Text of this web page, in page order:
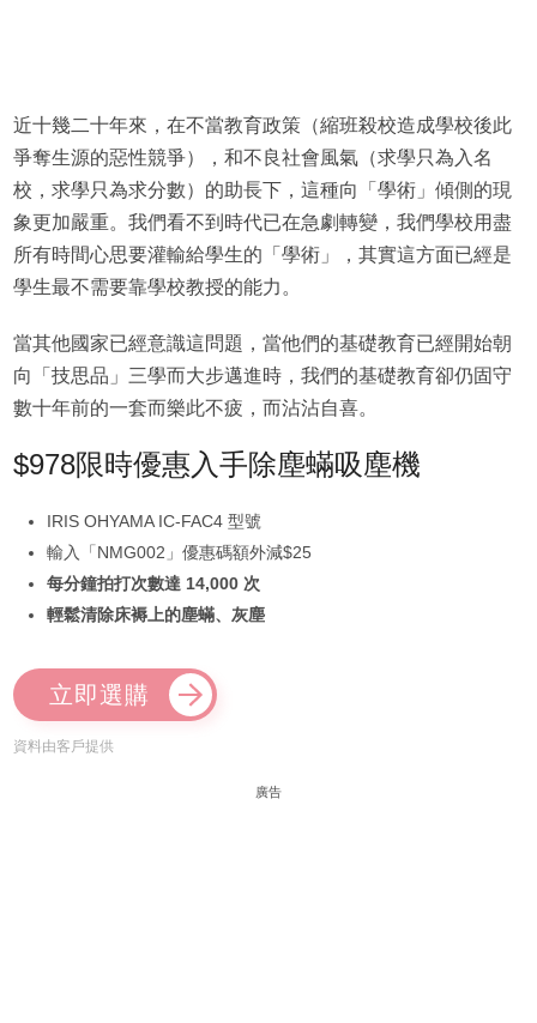
近十幾二十年來，在不當教育政策（縮班殺校造成學校後此
爭奪生源的惡性競爭），和不良社會風氣（求學只為入名
校，求學只為求分數）的助長下，這種向「學術」傾側的現
象更加嚴重。我們看不到時代已在急劇轉變，我們學校用盡
所有時間心思要灌輸給學生的「學術」，其實這方面已經是
學生最不需要靠學校教授的能力。
當其他國家已經意識這問題，當他們的基礎教育已經開始朝
向「技思品」三學而大步邁進時，我們的基礎教育卻仍固守
數十年前的一套而樂此不疲，而沾沾自喜。
$978限時優惠入手除塵蟎吸塵機
IRIS OHYAMA IC-FAC4 型號
輸入「NMG002」優惠碼額外減$25
每分鐘拍打次數達 14,000 次
輕鬆清除床褥上的塵蟎、灰塵
立即選購
資料由客戶提供
廣告